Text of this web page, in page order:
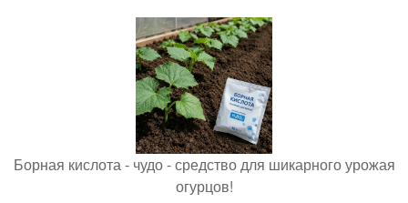
Борная кислота - чудо - средство для шикарного урожая
огурцов!